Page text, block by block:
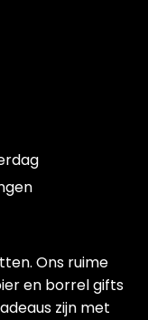
Ons ruime
en borrel gifts
zijn met